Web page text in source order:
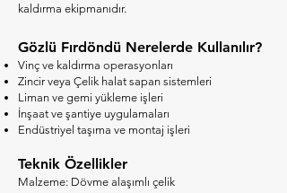
kaldırma ekipmanıdır.
Gözlü Fırdöndü Nerelerde Kullanılır?
Vinç ve kaldırma operasyonları
Zincir veya Çelik halat sapan sistemleri
Liman ve gemi yükleme işleri
İnşaat ve şantiye uygulamaları
Endüstriyel taşıma ve montaj işleri
Teknik Özellikler
Malzeme: Dövme alaşımlı çelik